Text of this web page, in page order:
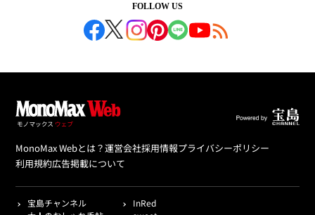
FOLLOW US
MonoMax Webとは？運営会社採用情報プライバシーポリシー
利用規約広告掲載について
宝島チャンネル
InRed